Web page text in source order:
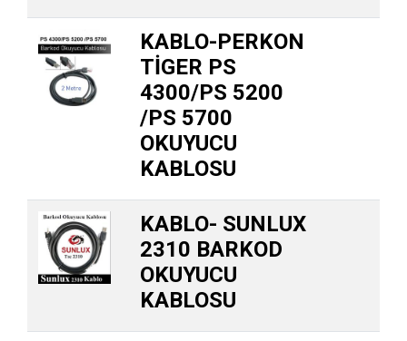
KABLO-PERKON
TİGER PS
4300/PS 5200
/PS 5700
OKUYUCU
KABLOSU
KABLO- SUNLUX
2310 BARKOD
OKUYUCU
KABLOSU